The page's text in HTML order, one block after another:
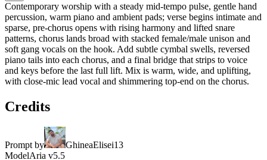
Contemporary worship with a steady mid-tempo pulse, gentle hand
percussion, warm piano and ambient pads; verse begins intimate and
sparse, pre-chorus opens with rising harmony and lifted snare
patterns, chorus lands broad with stacked female/male unison and
soft gang vocals on the hook. Add subtle cymbal swells, reversed
piano tails into each chorus, and a final bridge that strips to voice
and keys before the last full lift. Mix is warm, wide, and uplifting,
with close-mic lead vocal and shimmering top-end on the chorus.
Credits
Prompt by
GhineaElisei13
ModelAria v5.5